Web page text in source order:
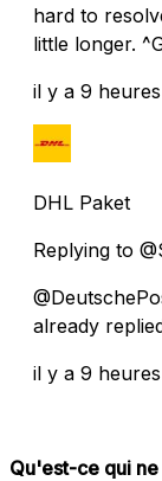
hard to
little longer.
il y a 9 heures
DHL Paket
Replying to
already
il y a 9 heures
Qu'est-ce qui